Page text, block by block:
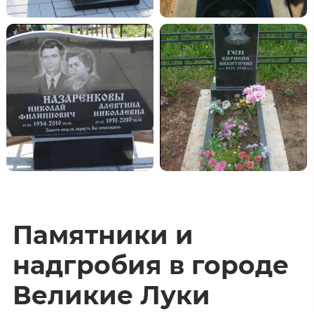
Памятники и
надгробия в городе
Великие Луки